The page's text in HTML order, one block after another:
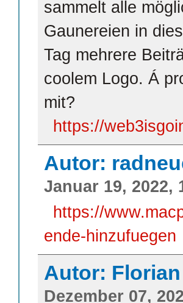
sammelt alle
Gaunereien in
Tag mehrere
coolem Logo. Á
mit?
https://
Autor:
Januar 19, 2022,
https://
ende-hinzufuegen
Autor: Florian
Dezember 07,